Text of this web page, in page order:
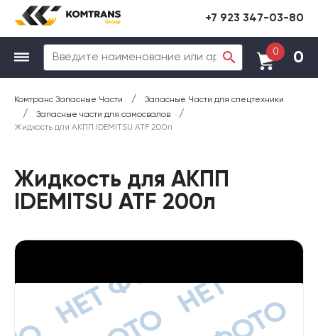
+7 923 347-03-80
0 0
Комтранс Запасные Части / Запасные Части для спецтехники
/ Запасные части для самосвалов /
Жидкость для АКПП IDEMITSU ATF 200л
Жидкость для АКПП
IDEMITSU ATF 200л